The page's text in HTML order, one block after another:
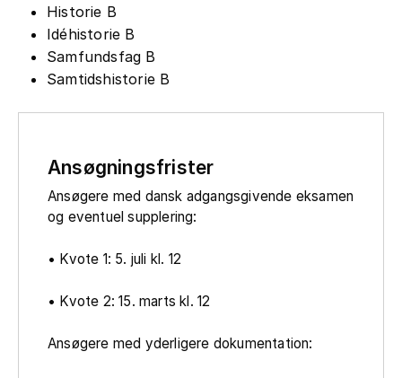
Historie B
Idéhistorie B
Samfundsfag B
Samtidshistorie B
Ansøgningsfrister
Ansøgere med dansk adgangsgivende eksamen
og eventuel supplering:
• Kvote 1: 5. juli kl. 12
• Kvote 2: 15. marts kl. 12
Ansøgere med yderligere dokumentation: